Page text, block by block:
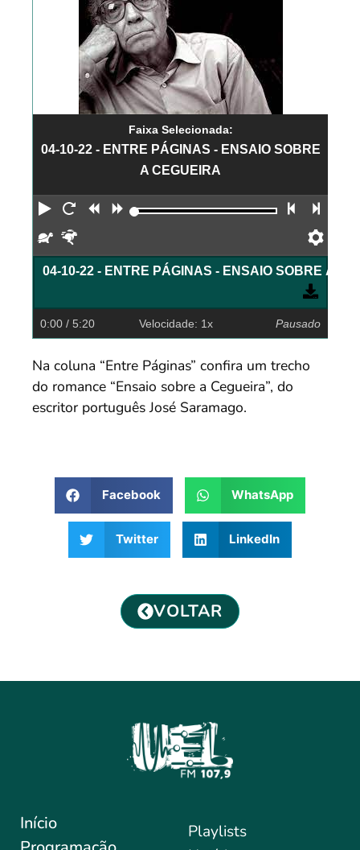
Faixa Selecionada:
04-10-22 - ENTRE PÁGINAS - ENSAIO SOBRE
A CEGUEIRA
Reproduzir
Reiniciar
Retroceder
Avançar Faixa
Devagar
04-10-22 - ENTRE PÁGINAS - ENSAIO SOBRE A
0:00 / 5:20 Velocidade: 1x Pausado
Na coluna “Entre Páginas” confira um trecho
do romance “Ensaio sobre a Cegueira”, do
escritor português José Saramago.
Facebook WhatsApp
Twitter LinkedIn
VOLTAR
Início
Playlists